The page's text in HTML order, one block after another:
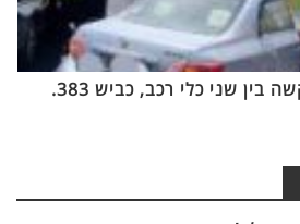
בין שני כלי רכב, כביש 383.